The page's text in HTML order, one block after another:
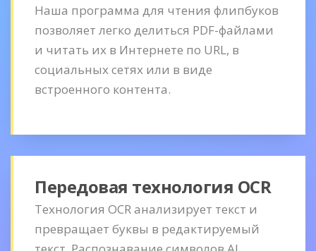
Наша программа для чтения флипбуков
позволяет легко делиться PDF-файлами
и читать их в Интернете по URL, в
социальных сетях или в виде
встроенного контента.
Передовая технология OCR
Технология OCR анализирует текст и
превращает буквы в редактируемый